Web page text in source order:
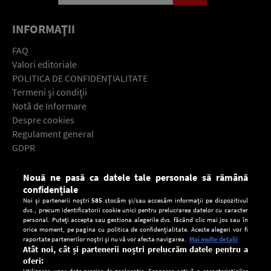
INFORMAŢII
FAQ
Valori editoriale
POLITICA DE CONFIDENŢIALITATE
Termeni şi condiţii
Notă de Informare
Despre cookies
Regulament general
GDPR
Descarcă gratuit aplicaţia Europa FM pentru smartphone:
Nouă ne pasă ca datele tale personale să rămână
confidențiale
Noi și partenerii noștri585 stocăm și/sau accesăm informații pe dispozitivul
dvs., precum identificatorii cookie unici pentru prelucrarea datelor cu caracter
personal. Puteți accepta sau gestiona alegerile dvs. făcând clic mai jos sau în
orice moment, pe pagina cu politica de confidențialitate. Aceste alegeri vor fi
raportate partenerilor noștri și nu vă vor afecta navigarea. Mai multe detalii
Atât noi, cât și partenerii noștri prelucrăm datele pentru a
oferi: